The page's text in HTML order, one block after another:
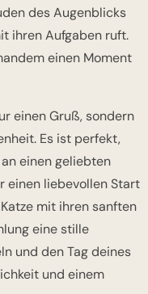
des Augenblicks
ihren Aufgaben ruft.
einen Moment
einen Gruß, sondern
Es ist perfekt,
einen geliebten
einen liebevollen Start
mit ihren sanften
eine stille
und den Tag deines
und einem